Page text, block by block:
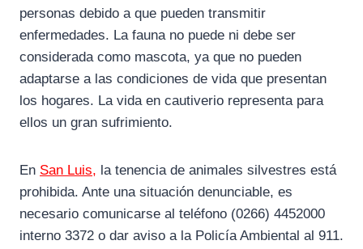
personas debido a que pueden transmitir
enfermedades. La fauna no puede ni debe ser
considerada como mascota, ya que no pueden
adaptarse a las condiciones de vida que presentan
los hogares. La vida en cautiverio representa para
ellos un gran sufrimiento.
En San Luis, la tenencia de animales silvestres está
prohibida. Ante una situación denunciable, es
necesario comunicarse al teléfono (0266) 4452000
interno 3372 o dar aviso a la Policía Ambiental al 911.